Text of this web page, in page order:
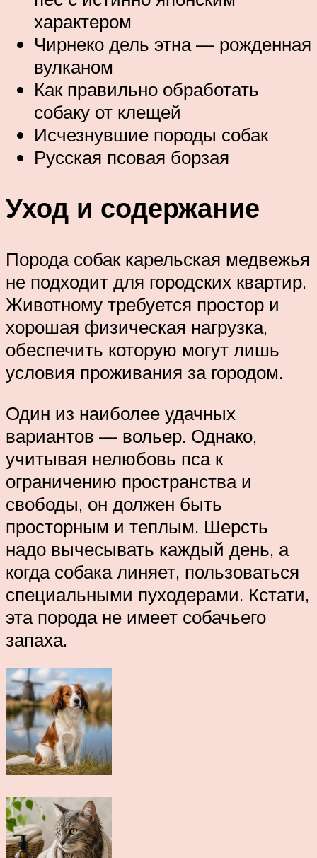
характером
Чирнеко дель этна — рожденная
вулканом
Как правильно обработать
собаку от клещей
Исчезнувшие породы собак
Русская псовая борзая
Уход и содержание
Порода собак карельская медвежья
не подходит для городских квартир.
Животному требуется простор и
хорошая физическая нагрузка,
обеспечить которую могут лишь
условия проживания за городом.
Один из наиболее удачных
вариантов — вольер. Однако,
учитывая нелюбовь пса к
ограничению пространства и
свободы, он должен быть
просторным и теплым. Шерсть
надо вычесывать каждый день, а
когда собака линяет, пользоваться
специальными пуходерами. Кстати,
эта порода не имеет собачьего
запаха.